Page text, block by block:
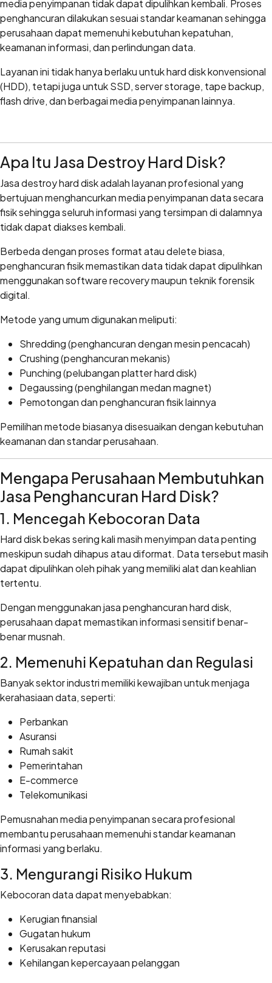
media penyimpanan tidak dapat dipulihkan kembali. Proses
penghancuran dilakukan sesuai standar keamanan sehingga
perusahaan dapat memenuhi kebutuhan kepatuhan,
keamanan informasi, dan perlindungan data.
Layanan ini tidak hanya berlaku untuk hard disk konvensional
(HDD), tetapi juga untuk SSD, server storage, tape backup,
flash drive, dan berbagai media penyimpanan lainnya.
Apa Itu Jasa Destroy Hard Disk?
Jasa destroy hard disk adalah layanan profesional yang
bertujuan menghancurkan media penyimpanan data secara
fisik sehingga seluruh informasi yang tersimpan di dalamnya
tidak dapat diakses kembali.
Berbeda dengan proses format atau delete biasa,
penghancuran fisik memastikan data tidak dapat dipulihkan
menggunakan software recovery maupun teknik forensik
digital.
Metode yang umum digunakan meliputi:
Shredding (penghancuran dengan mesin pencacah)
Crushing (penghancuran mekanis)
Punching (pelubangan platter hard disk)
Degaussing (penghilangan medan magnet)
Pemotongan dan penghancuran fisik lainnya
Pemilihan metode biasanya disesuaikan dengan kebutuhan
keamanan dan standar perusahaan.
Mengapa Perusahaan Membutuhkan
Jasa Penghancuran Hard Disk?
1. Mencegah Kebocoran Data
Hard disk bekas sering kali masih menyimpan data penting
meskipun sudah dihapus atau diformat. Data tersebut masih
dapat dipulihkan oleh pihak yang memiliki alat dan keahlian
tertentu.
Dengan menggunakan jasa penghancuran hard disk,
perusahaan dapat memastikan informasi sensitif benar-
benar musnah.
2. Memenuhi Kepatuhan dan Regulasi
Banyak sektor industri memiliki kewajiban untuk menjaga
kerahasiaan data, seperti:
Perbankan
Asuransi
Rumah sakit
Pemerintahan
E-commerce
Telekomunikasi
Pemusnahan media penyimpanan secara profesional
membantu perusahaan memenuhi standar keamanan
informasi yang berlaku.
3. Mengurangi Risiko Hukum
Kebocoran data dapat menyebabkan:
Kerugian finansial
Gugatan hukum
Kerusakan reputasi
Kehilangan kepercayaan pelanggan